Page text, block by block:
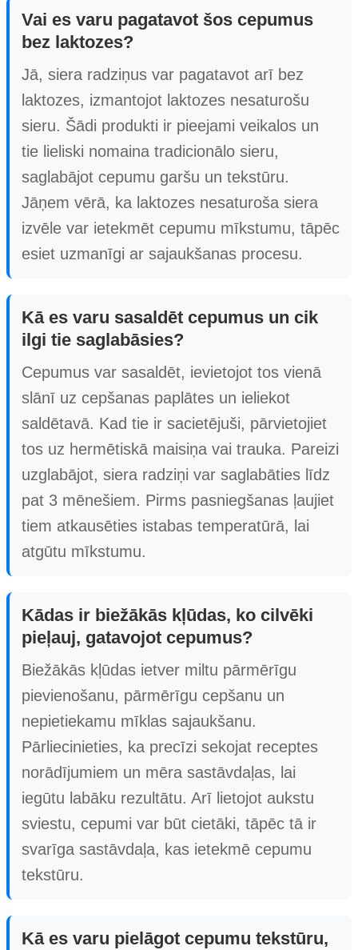
Vai es varu pagatavot šos cepumus
bez laktozes?
Jā, siera radziņus var pagatavot arī bez
laktozes, izmantojot laktozes nesaturošu
sieru. Šādi produkti ir pieejami veikalos un
tie lieliski nomaina tradicionālo sieru,
saglabājot cepumu garšu un tekstūru.
Jāņem vērā, ka laktozes nesaturoša siera
izvēle var ietekmēt cepumu mīkstumu, tāpēc
esiet uzmanīgi ar sajaukšanas procesu.
Kā es varu sasaldēt cepumus un cik
ilgi tie saglabāsies?
Cepumus var sasaldēt, ievietojot tos vienā
slānī uz cepšanas paplātes un ieliekot
saldētavā. Kad tie ir sacietējuši, pārvietojiet
tos uz hermētiskā maisiņa vai trauka. Pareizi
uzglabājot, siera radziņi var saglabāties līdz
pat 3 mēnešiem. Pirms pasniegšanas ļaujiet
tiem atkausēties istabas temperatūrā, lai
atgūtu mīkstumu.
Kādas ir biežākās kļūdas, ko cilvēki
pieļauj, gatavojot cepumus?
Biežākās kļūdas ietver miltu pārmērīgu
pievienošanu, pārmērīgu cepšanu un
nepietiekamu mīklas sajaukšanu.
Pārliecinieties, ka precīzi sekojat receptes
norādījumiem un mēra sastāvdaļas, lai
iegūtu labāku rezultātu. Arī lietojot aukstu
sviestu, cepumi var būt cietāki, tāpēc tā ir
svarīga sastāvdaļa, kas ietekmē cepumu
tekstūru.
Kā es varu pielāgot cepumu tekstūru,